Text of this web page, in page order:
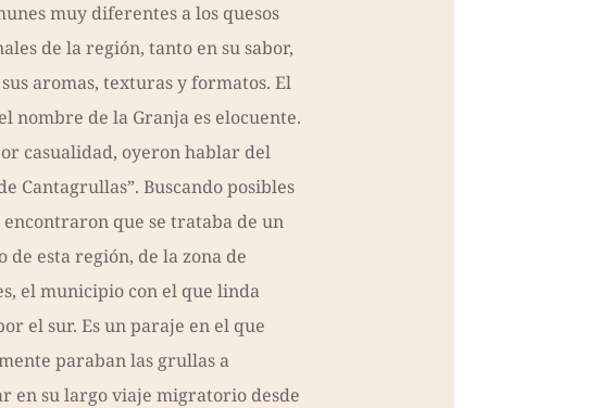
muy diferentes a los quesos
de la región, tanto en su sabor,
aromas, texturas y formatos. El
nombre de la Granja es elocuente.
casualidad, oyeron hablar del
Cantagrullas”. Buscando posibles
encontraron que se trataba de un
de esta región, de la zona de
el municipio con el que linda
el sur. Es un paraje en el que
paraban las grullas a
en su largo viaje migratorio desde